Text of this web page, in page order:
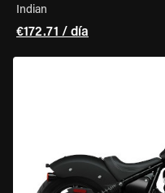
Indian
€172.71 / día